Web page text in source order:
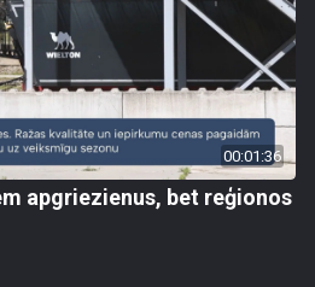
00:01:36
apgriezienus, bet reģionos